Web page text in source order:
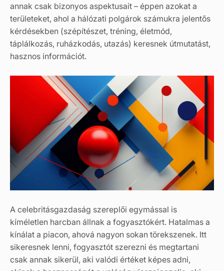
annak csak bizonyos aspektusait – éppen azokat a
területeket, ahol a hálózati polgárok számukra jelentős
kérdésekben (szépítészet, tréning, életmód,
táplálkozás, ruházkodás, utazás) keresnek útmutatást,
hasznos információt.
A celebritásgazdaság szereplői egymással is
kíméletlen harcban állnak a fogyasztókért. Hatalmas a
kínálat a piacon, ahová nagyon sokan törekszenek. Itt
sikeresnek lenni, fogyasztót szerezni és megtartani
csak annak sikerül, aki valódi értéket képes adni,